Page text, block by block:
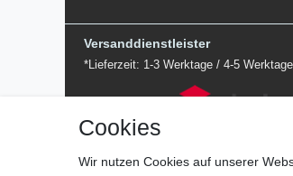
Versanddienstleister
*Lieferzeit: 1-3 Werktage / 4-5
Cookies
Wir nutzen Cookies auf unserer